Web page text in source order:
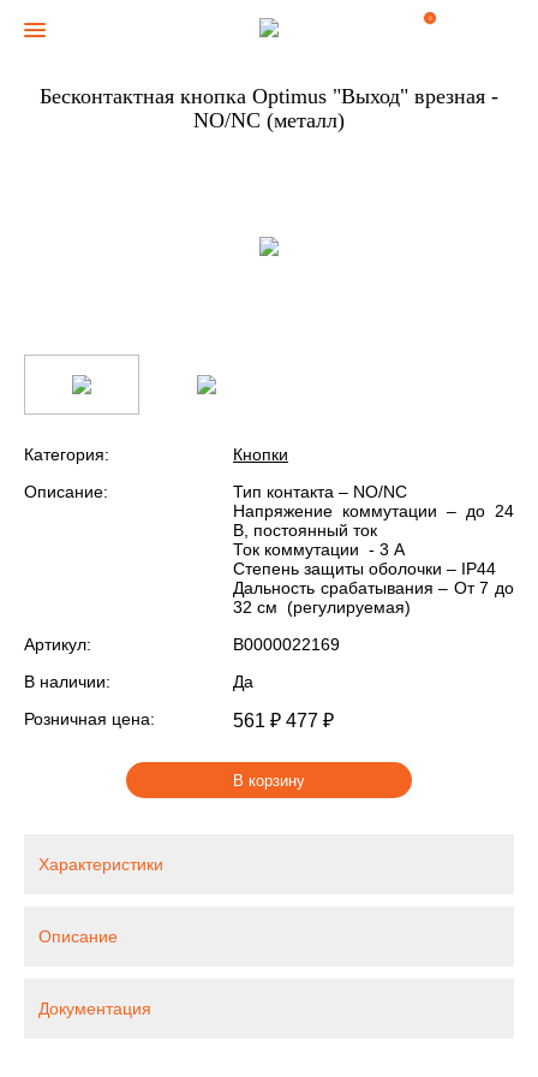
0
Бесконтактная кнопка Optimus "Выход" врезная -
NO/NC (металл)
Категория:
Кнопки
Описание:
Тип контакта – NO/NC
Напряжение коммутации – до 24
В, постоянный ток
Ток коммутации - 3 А
Степень защиты оболочки – IP44
Дальность срабатывания – От 7 до
32 см (регулируемая)
Артикул:
В0000022169
В наличии:
Да
Розничная цена:
561 ₽ 477 ₽
В корзину
Характеристики
Описание
Документация